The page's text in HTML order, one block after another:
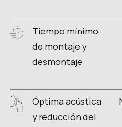
Tiempo mínimo
de montaje y
desmontaje
Óptima acústica
y reducción del